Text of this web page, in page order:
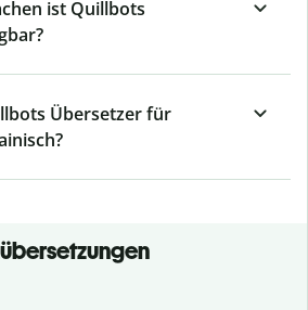
ist Quillbots
Übersetzer für